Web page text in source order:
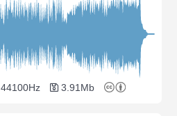
44100Hz 3.91Mb